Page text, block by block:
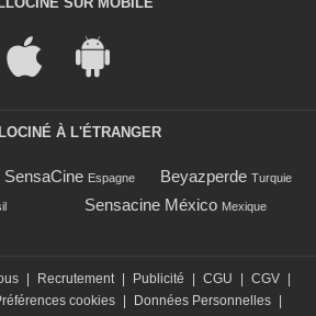
À L'ÉTRANGER
SensaCine Espagne Beyazperde Turquie
Sensacine México Mexique
Recrutement Publicité CGU CGV
cookies Données Personnelles